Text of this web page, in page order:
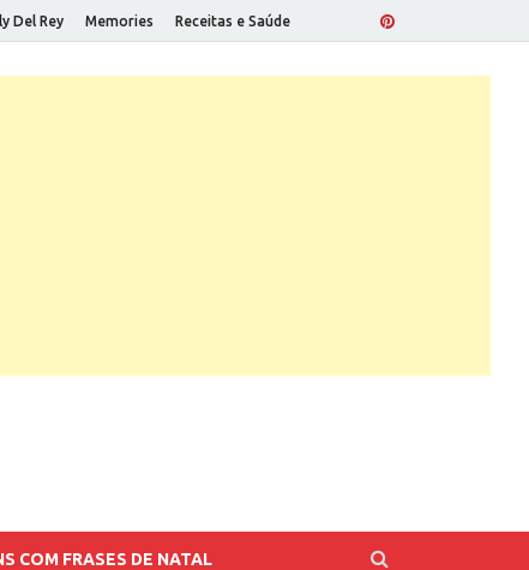
Del Rey Memories Receitas e Saúde
COM FRASES DE NATAL